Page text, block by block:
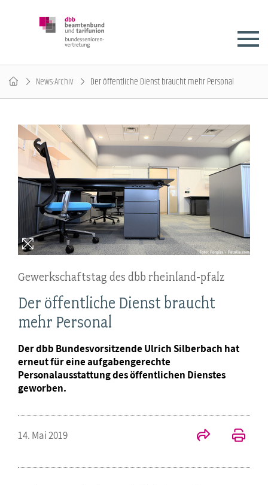
News-Archiv Der öffentliche Dienst braucht mehr Personal
Gewerkschaftstag des dbb rheinland-pfalz
Der öffentliche Dienst braucht
mehr Personal
Der dbb Bundesvorsitzende Ulrich Silberbach hat
erneut für eine aufgabengerechte
Personalausstattung des öffentlichen Dienstes
geworben.
14. Mai 2019